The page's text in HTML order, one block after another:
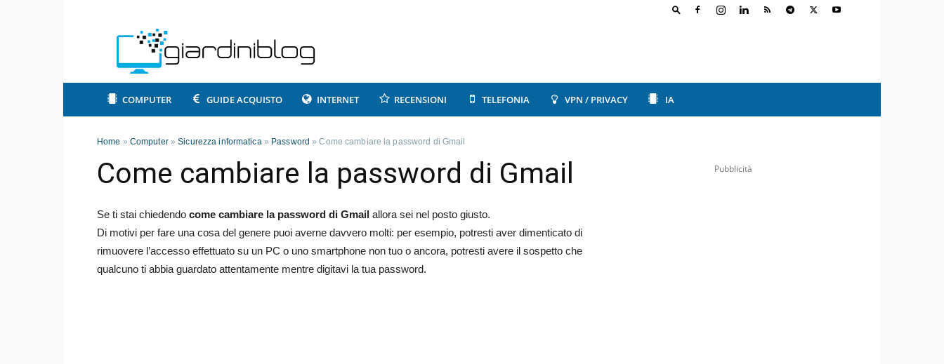
COMPUTER GUIDE ACQUISTO INTERNET RECENSIONI TELEFONIA VPN / PRIVACY IA
Home » Computer»Sicurezza informatica» Password »Come cambiare la password di Gmail
Come cambiare la password di Gmail
Se ti stai chiedendo come cambiare la password di Gmail allora sei nel posto giusto.
Di motivi per fare una cosa del genere puoi averne davvero molti: per esempio, potresti aver dimenticato di
rimuovere l’accesso effettuato su un PC o uno smartphone non tuo o ancora, potresti avere il sospetto che
qualcuno ti abbia guardato attentamente mentre digitavi la tua password.
Pubblicità